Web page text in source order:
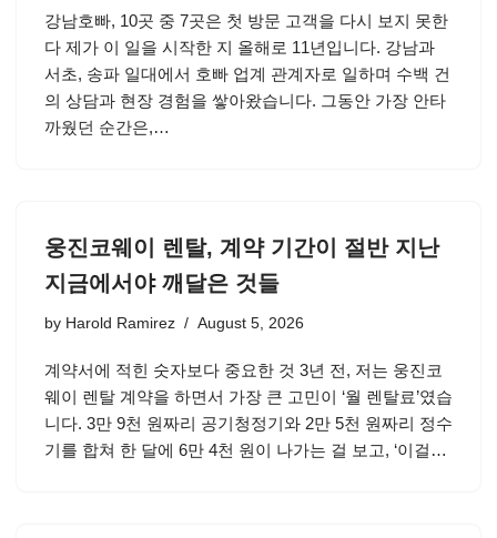
강남호빠, 10곳 중 7곳은 첫 방문 고객을 다시 보지 못한
다 제가 이 일을 시작한 지 올해로 11년입니다. 강남과
서초, 송파 일대에서 호빠 업계 관계자로 일하며 수백 건
의 상담과 현장 경험을 쌓아왔습니다. 그동안 가장 안타
까웠던 순간은,…
웅진코웨이 렌탈, 계약 기간이 절반 지난
지금에서야 깨달은 것들
by Harold Ramirez August 5, 2026
계약서에 적힌 숫자보다 중요한 것 3년 전, 저는 웅진코
웨이 렌탈 계약을 하면서 가장 큰 고민이 ‘월 렌탈료’였습
니다. 3만 9천 원짜리 공기청정기와 2만 5천 원짜리 정수
기를 합쳐 한 달에 6만 4천 원이 나가는 걸 보고, ‘이걸…